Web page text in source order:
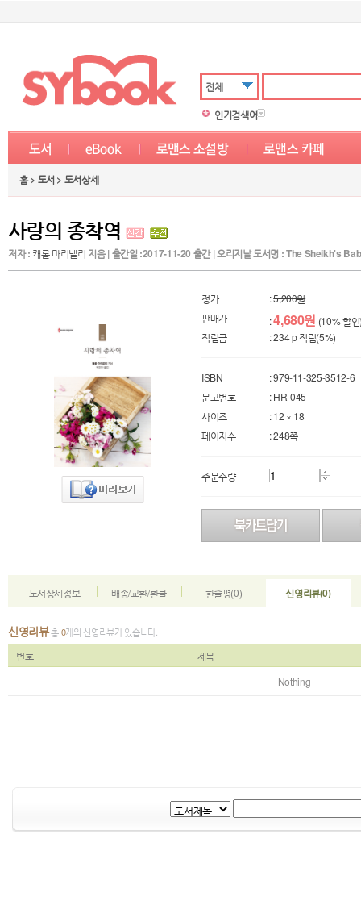
전체
인기검색어
홈 > 도서 > 도서상세
사랑의 종착역
저자 : 캐롤 마리넬리 지음 | 출간일 :2017-11-20 출간 | 오리지날 도서명 : The Sheikh's
정가 :5,200원
판매가
:4,680원 (10% 할
적립금
: 234 p 적립(5%)
ISBN
: 979-11-325-3512-6
문고번호
: HR-045
사이즈
: 12 × 18
페이지수
: 248쪽
주문수량
도서상세정보 배송/교환/환불 한줄평(0) 신영리뷰(0)
신영리뷰총0개의 신영리뷰가 있습니다.
번호
제목
Nothing